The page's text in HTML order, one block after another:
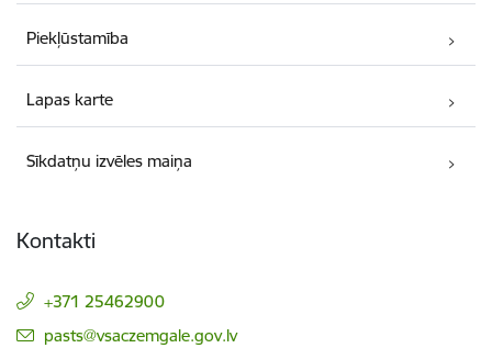
Piekļūstamība
Lapas karte
Sīkdatņu izvēles maiņa
Kontakti
+371 25462900
E-pasts:
pasts@vsaczemgale.gov.lv